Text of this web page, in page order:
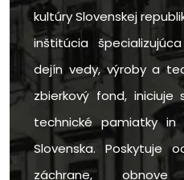
kultúry Slovenskej
inštitúcia
dejín vedy, výroby a
zbierkový fond,
technické pamiatky
Slovenska. Poskytuje
záchrane,